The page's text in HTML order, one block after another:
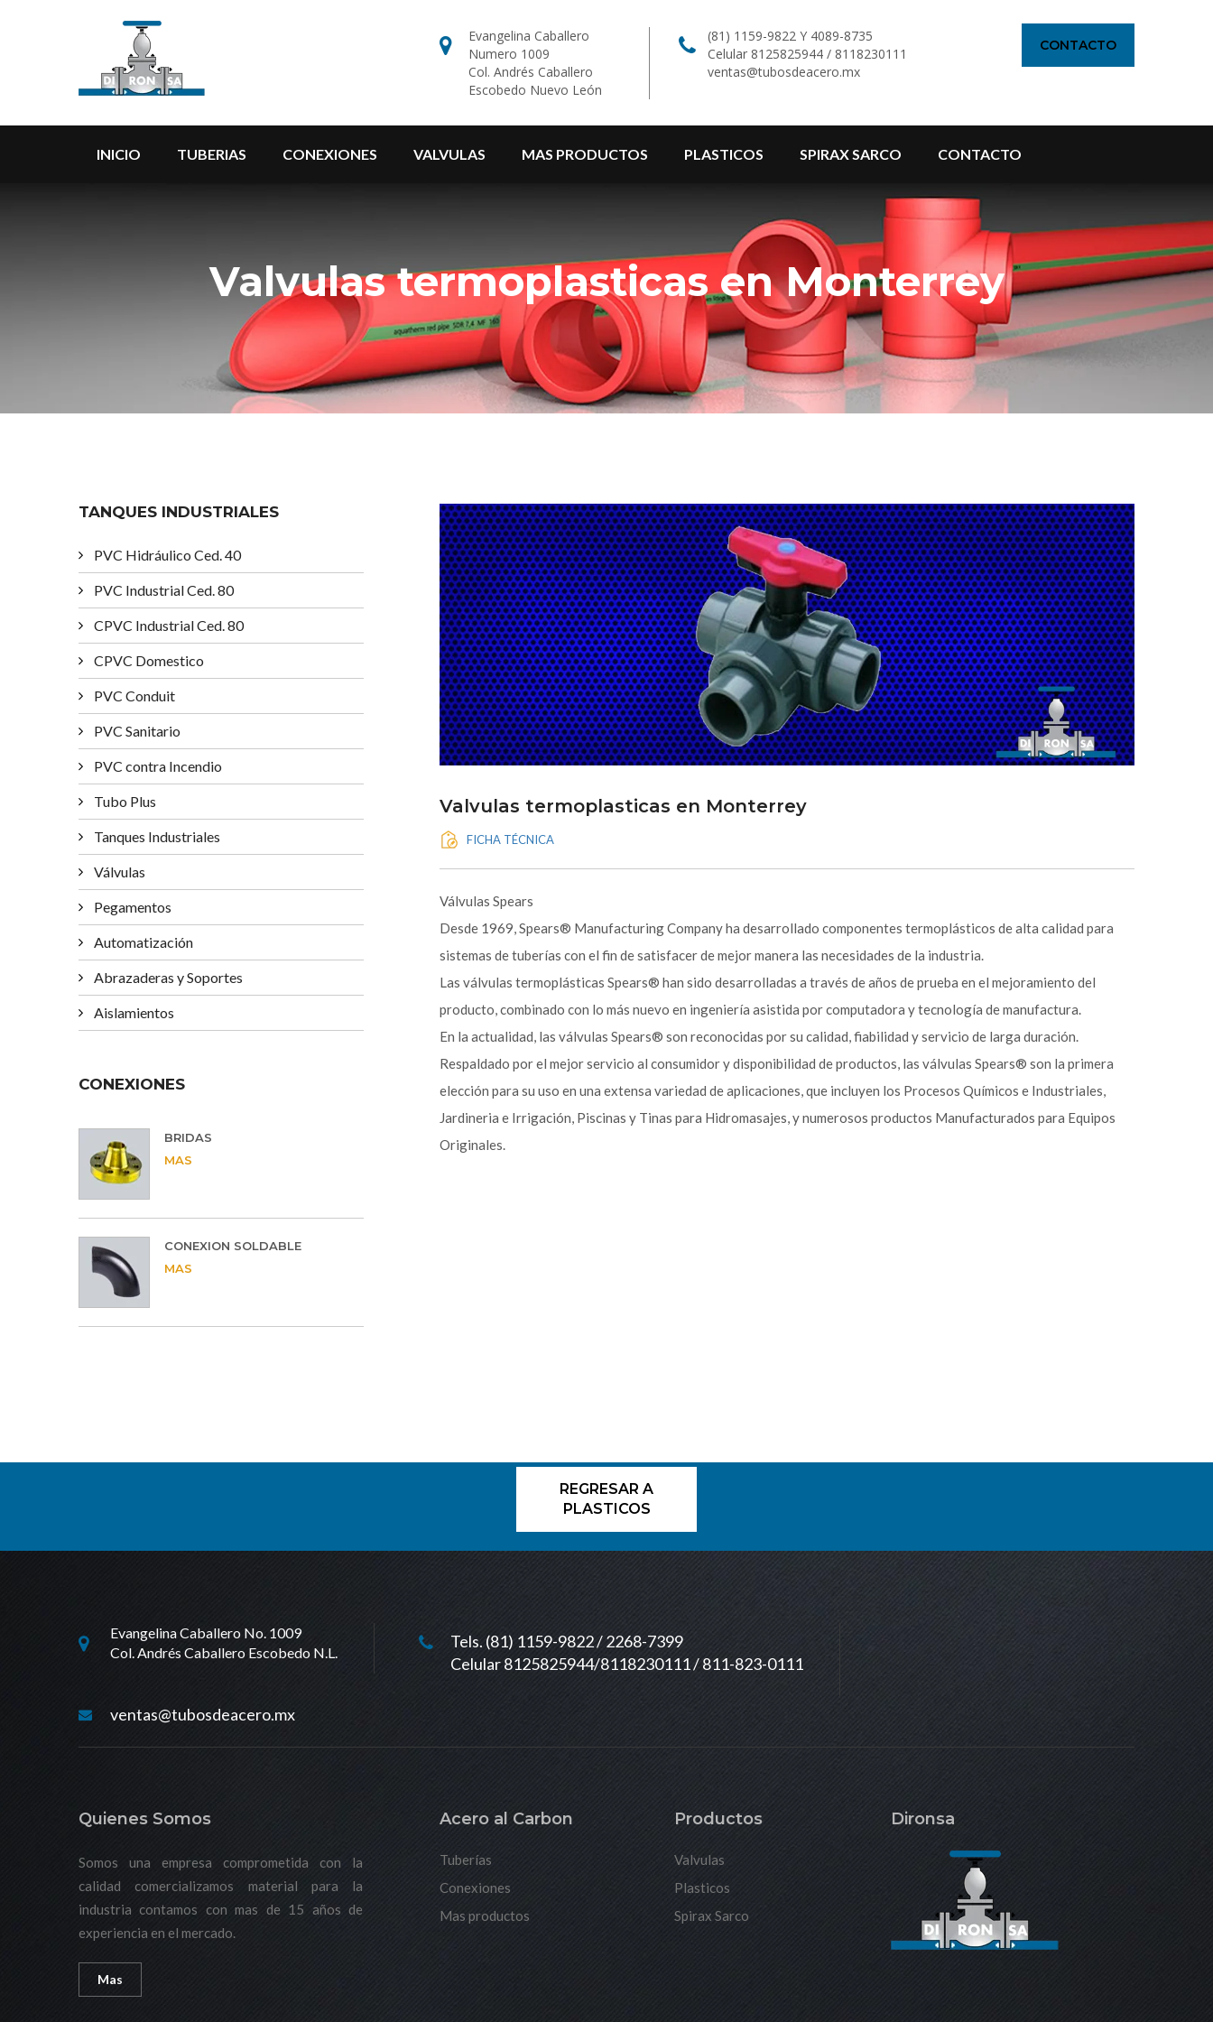
Evangelina Caballero
Numero 1009
Col. Andrés Caballero
Escobedo Nuevo León
(81) 1159-9822 Y 4089-8735
Celular 8125825944 / 8118230111
ventas@tubosdeacero.mx
CONTACTO
INICIO TUBERIAS CONEXIONES VALVULAS MAS PRODUCTOS PLASTICOS SPIRAX SARCO CONTACTO
Valvulas termoplasticas en Monterrey
TANQUES INDUSTRIALES
PVC Hidráulico Ced. 40
PVC Industrial Ced. 80
CPVC Industrial Ced. 80
CPVC Domestico
PVC Conduit
PVC Sanitario
PVC contra Incendio
Tubo Plus
Tanques Industriales
Válvulas
Pegamentos
Automatización
Abrazaderas y Soportes
Aislamientos
CONEXIONES
BRIDAS
MAS
CONEXION SOLDABLE
MAS
Valvulas termoplasticas en Monterrey
FICHA TÉCNICA
Válvulas Spears
Desde 1969, Spears® Manufacturing Company ha desarrollado componentes termoplásticos de alta calidad para
sistemas de tuberías con el fin de satisfacer de mejor manera las necesidades de la industria.
Las válvulas termoplásticas Spears® han sido desarrolladas a través de años de prueba en el mejoramiento del
producto, combinado con lo más nuevo en ingeniería asistida por computadora y tecnología de manufactura.
En la actualidad, las válvulas Spears® son reconocidas por su calidad, fiabilidad y servicio de larga duración.
Respaldado por el mejor servicio al consumidor y disponibilidad de productos, las válvulas Spears® son la primera
elección para su uso en una extensa variedad de aplicaciones, que incluyen los Procesos Químicos e Industriales,
Jardineria e Irrigación, Piscinas y Tinas para Hidromasajes, y numerosos productos Manufacturados para Equipos
Originales.
REGRESAR A
PLASTICOS
Evangelina Caballero No. 1009
Col. Andrés Caballero Escobedo N.L.
Tels. (81) 1159-9822 / 2268-7399
Celular 8125825944/8118230111 / 811-823-0111
ventas@tubosdeacero.mx
Quienes Somos
Somos una empresa comprometida con la
calidad comercializamos material para la
industria contamos con mas de 15 años de
experiencia en el mercado.
Mas
Acero al Carbon
Tuberías
Conexiones
Mas productos
Productos
Valvulas
Plasticos
Spirax Sarco
Dironsa